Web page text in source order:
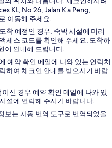
KL, No.26, Jalan Kia Peng,
이동해 주세요.
착 예정인 경우, 숙박 시설에 미리
세스 코드를 확인해 주세요. 도착하
이 안내해 드립니다.
예약 확인 메일에 나와 있는 연락처
하여 체크인 안내를 받으시기 바랍
신 경우 예약 확인 메일에 나와 있
설에 연락해 주시기 바랍니다.
보는 자동 번역 도구로 번역되었을